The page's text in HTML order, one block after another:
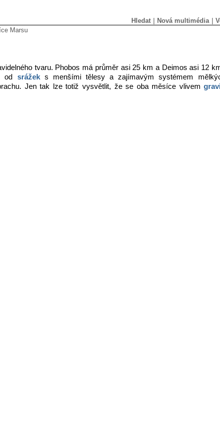
Hledat Nová multimédia
Marsu
tvaru. Phobos má průměr asi 25 km a Deimos asi 12
od srážeks menšími tělesy a zajímavým systémem
Jen tak lze totiž vysvětlit, že se oba měsíce vlivem